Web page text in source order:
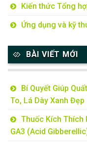
Kiến thức Tổng
Ứng dụng và kỹ
BÀI VIẾT MỚI
Bí Quyết Giúp
To, Lá Dày Xanh Đẹp
Thuốc Kích Thích
GA3 (Acid